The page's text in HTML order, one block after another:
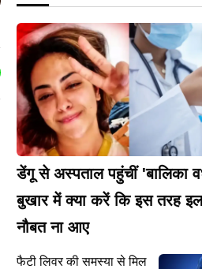
डेंगू से अस्पताल पहुंचीं 'बालिका
बुखार में क्या करें कि इस तरह
नौबत ना आए
फैटी लिवर की समस्या से मिल